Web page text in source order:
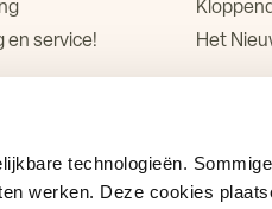
technologieën.
werken. Deze cookies
en service!
Kloppend
Het